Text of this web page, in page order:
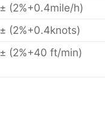
± (2%+0.4mile/h)
± (2%+0.4knots)
± (2%+40 ft/min)